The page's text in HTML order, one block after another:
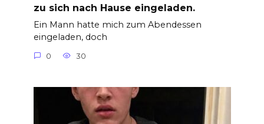
zu sich nach Hause eingeladen.
Ein Mann hatte mich zum Abendessen
eingeladen, doch
0 30